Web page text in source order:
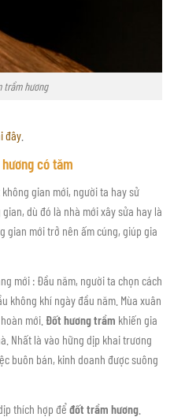
trầm hương
đây
có tăm
gian mới, người ta hay sử
dù đó là nhà mới xây sửa hay là
gian mới trở nên ấm cúng, giúp gia
mới : Đầu năm, người ta chọn cách
không khí ngày đầu năm. Mùa xuân
mới. Đốt hương trầm khiến gia
Nhất là vào hững dịp khai trương
buôn bán, kinh doanh được suông
thích hợp đểđốt trầm hương